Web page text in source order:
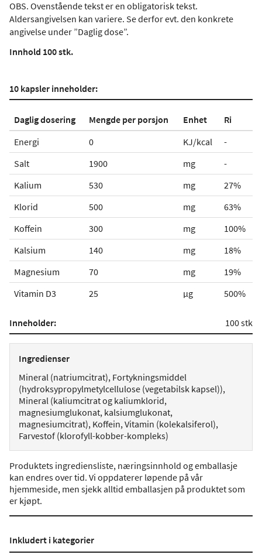
OBS. Ovenstående tekst er en obligatorisk tekst.
Aldersangivelsen kan variere. Se derfor evt. den konkrete
angivelse under ”Daglig dose”.
Innhold 100 stk.
10 kapsler inneholder:
Daglig dosering Mengde per porsjon Enhet
Ri
Energi
0 KJ/kcal
-
Salt
1900 mg
-
Kalium
530 mg
27%
Klorid
500 mg
63%
Koffein
300 mg
100%
Kalsium
140 mg
18%
Magnesium
70 mg
19%
Vitamin D3
25 µg 500%
Inneholder: 100 stk
Ingredienser
Mineral (natriumcitrat), Fortykningsmiddel
(hydroksypropylmetylcellulose (vegetabilsk kapsel)),
Mineral (kaliumcitrat og kaliumklorid,
magnesiumglukonat, kalsiumglukonat,
magnesiumcitrat), Koffein, Vitamin (kolekalsiferol),
Farvestof (klorofyll-kobber-kompleks)
Produktets ingrediensliste, næringsinnhold og emballasje
kan endres over tid. Vi oppdaterer løpende på vår
hjemmeside, men sjekk alltid emballasjen på produktet som
er kjøpt.
Inkludert i kategorier